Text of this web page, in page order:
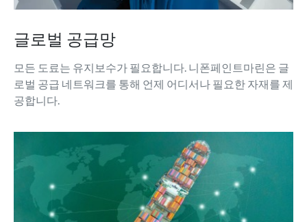
글로벌 공급망
모든 도료는 유지보수가 필요합니다. 니폰페인트마린은 글
로벌 공급 네트워크를 통해 언제 어디서나 필요한 자재를 제
공합니다.